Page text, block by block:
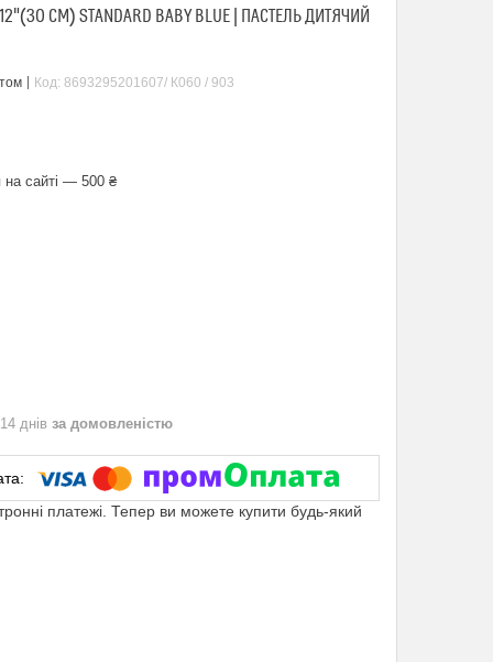
СМ) STANDARD BABY BLUE | ПАСТЕЛЬ ДИТЯЧИЙ
Код: 8693295201607/ К060 / 903
на сайті — 500 ₴
днів за домовленістю
платежі. Тепер ви можете купити будь-який